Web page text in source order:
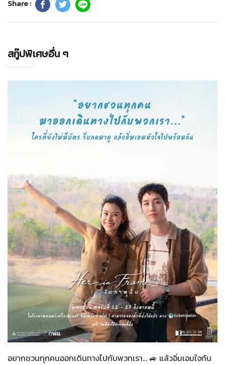
Share :
สกู๊ปพิเศษอื่น ๆ
07-08-2569
Her in Frame เธอในภาพนั้น
อยากชวนทุกคนออกเดินทางไปกับพวกเรา... 🚙 แล้วอิ่มเอมใจกัน